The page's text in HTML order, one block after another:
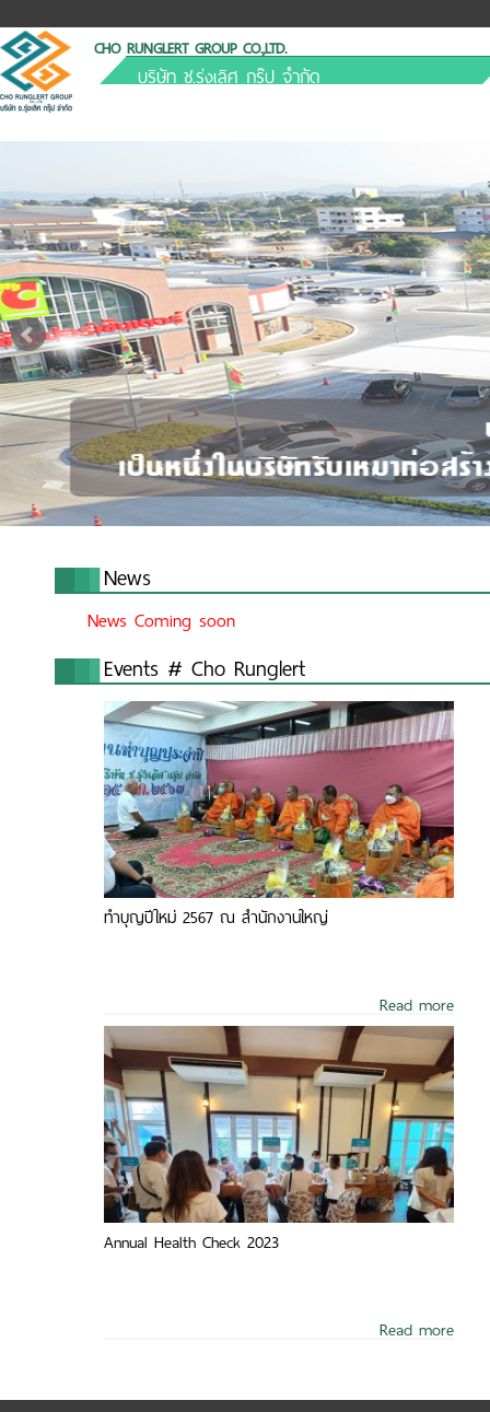
CHO RUNGLERT GROUP CO.,LTD.
บริษัท ช.รุ่งเลิศ กรุ๊ป จำกัด
News
News Coming soon
Events # Cho Runglert
ทำบุญปีใหม่ 2567 ณ สำนักงานใหญ่
Read more
Annual Health Check 2023
Read more